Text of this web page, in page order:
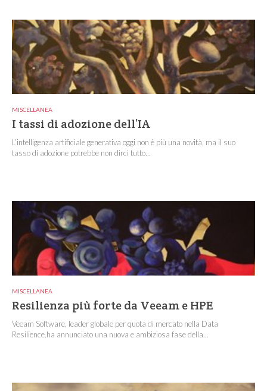
MISCELLANEA
I tassi di adozione dell’IA
L’intelligenza artificiale generativa oggi non è più una novità, ma il suo
tasso di adozione potrebbe non dirci tutto...
MISCELLANEA
Resilienza più forte da Veeam e HPE
Veeam Software, leader globale per quota di mercato nella Data
Resilience,ha annunciato una nuova e ambiziosa fase della...